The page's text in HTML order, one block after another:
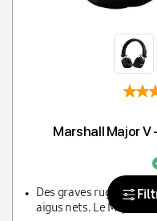
Marshall Major V
Des graves rugissants,
aigus nets. Le Major V